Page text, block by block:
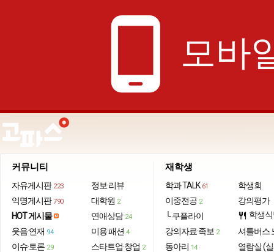
phone_android 모바
커뮤니티
자유게시판 223
익명게시판 790
HOT 게시물
웃음·연재 94
이슈·토론 29
정보·리뷰
대학원 2
연애상담 24
미용·패션 4
스타트업·창업 2
재학생
학과 TALK 61
이중전공 2
└ 쿠플라이
강의자료·족보 2
동아리 14
학생회
강의평가
restaurant 학생
셔틀버스
열람실 (